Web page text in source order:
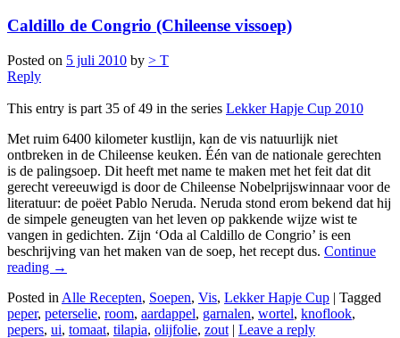
Caldillo de Congrio (Chileense vissoep)
Posted on 5 juli 2010 by > T
Reply
This entry is part 35 of 49 in the series Lekker Hapje Cup 2010
Met ruim 6400 kilometer kustlijn, kan de vis natuurlijk niet
ontbreken in de Chileense keuken. Één van de nationale gerechten
is de palingsoep. Dit heeft met name te maken met het feit dat dit
gerecht vereeuwigd is door de Chileense Nobelprijswinnaar voor de
literatuur: de poëet Pablo Neruda. Neruda stond erom bekend dat hij
de simpele geneugten van het leven op pakkende wijze wist te
vangen in gedichten. Zijn ‘Oda al Caldillo de Congrio’ is een
beschrijving van het maken van de soep, het recept dus. Continue
reading →
Posted in Alle Recepten, Soepen, Vis, Lekker Hapje Cup | Tagged
peper, peterselie, room, aardappel, garnalen, wortel, knoflook,
pepers, ui, tomaat, tilapia, olijfolie, zout | Leave a reply